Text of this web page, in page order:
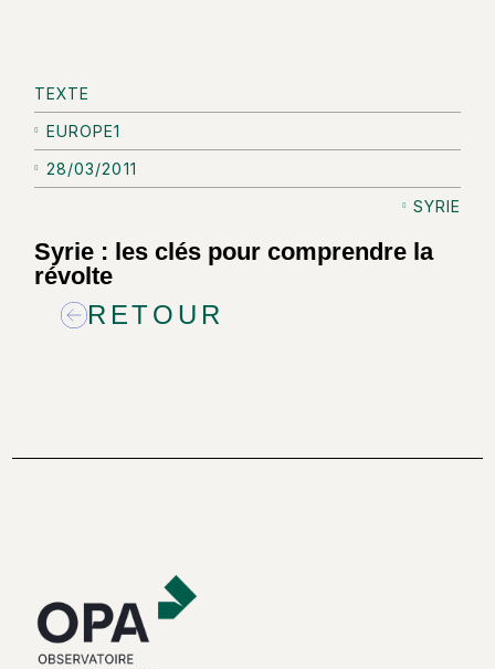
TEXTE
EUROPE1
28/03/2011
SYRIE
Syrie : les clés pour comprendre la
révolte
RETOUR